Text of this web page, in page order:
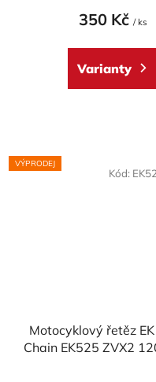
350 Kč/ ks
Varianty
VÝPRODEJ
Motocyklový řetěz
Chain EK525 ZVX2
Kód: